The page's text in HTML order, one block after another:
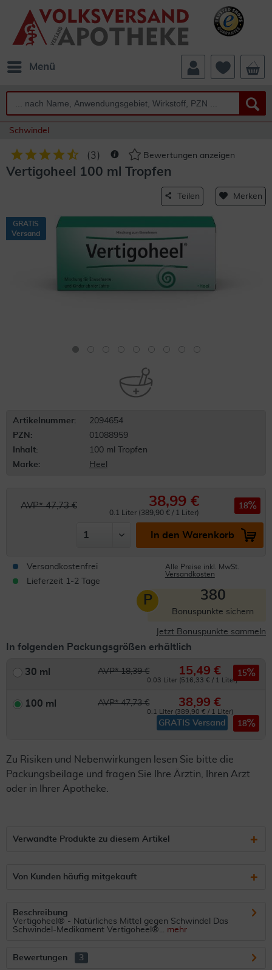
Menü
Schwindel
(3) Bewertungen anzeigen
Vertigoheel 100 ml Tropfen
Teilen Merken
GRATIS
Versand
Artikelnummer:
2094654
PZN:
01088959
Inhalt:
100 ml Tropfen
Marke:
Heel
AVP* 47,73 € 38,99 €
0.1 Liter (389,90 € / 1 Liter)
18
In den Warenkorb
Versandkostenfrei
Lieferzeit 1-2 Tage
Alle Preise inkl. MwSt.
Versandkosten
P 380
Bonuspunkte sichern
Jetzt Bonuspunkte sammeln
In folgenden Packungsgrößen erhältlich
30 ml AVP* 18,39 € 15,49 €
0.03 Liter (516,33 € / 1 Liter)
15
100 ml AVP* 47,73 € 38,99 €
0.1 Liter (389,90 € / 1 Liter)
GRATIS Versand 18
Zu Risiken und Nebenwirkungen lesen Sie bitte die
Packungsbeilage und fragen Sie Ihre Ärztin, Ihren Arzt
oder in Ihrer Apotheke.
Verwandte Produkte zu diesem Artikel
Von Kunden häufig mitgekauft
Beschreibung
Vertigoheel® - Natürliches Mittel gegen Schwindel Das
Schwindel-Medikament Vertigoheel®... mehr
Bewertungen 3